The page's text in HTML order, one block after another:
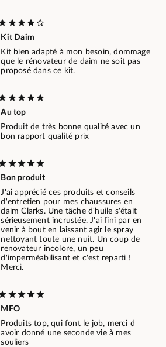
Kit Daim
Kit bien adapté à mon besoin, dommage
que le rénovateur de daim ne soit pas
proposé dans ce kit.
Au top
Produit de très bonne qualité avec un
bon rapport qualité prix
Bon produit
J'ai apprécié ces produits et conseils
d'entretien pour mes chaussures en
daim Clarks. Une tâche d'huile s'était
sérieusement incrustée. J'ai fini par en
venir à bout en laissant agir le spray
nettoyant toute une nuit. Un coup de
renovateur incolore, un peu
d'imperméabilisant et c'est reparti !
Merci.
MFO
Produits top, qui font le job, merci d
avoir donné une seconde vie à mes
souliers